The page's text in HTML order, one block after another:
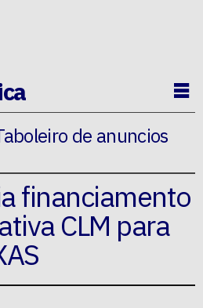
de anuncios
financiamento
CLM para